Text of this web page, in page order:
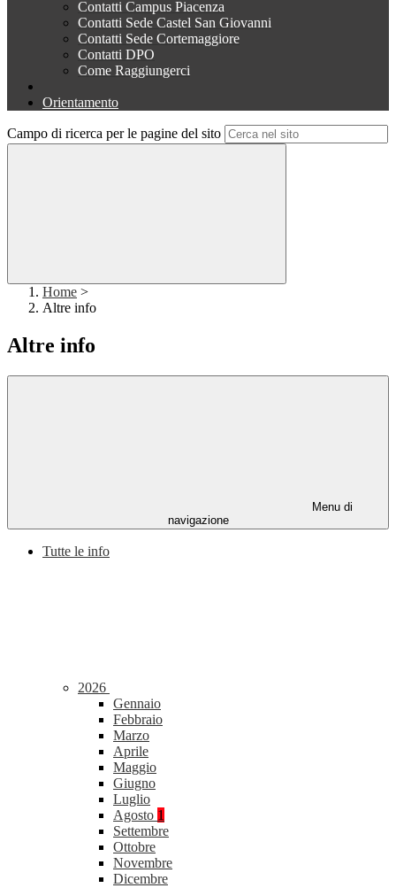
Contatti Campus Piacenza
Contatti Sede Castel San Giovanni
Contatti Sede Cortemaggiore
Contatti DPO
Come Raggiungerci
Orientamento
Campo di ricerca per le pagine del sito
Home >
Altre info
Altre info
Menu di
navigazione
Tutte le info
2026
Gennaio
Febbraio
Marzo
Aprile
Maggio
Giugno
Luglio
Agosto 1
Settembre
Ottobre
Novembre
Dicembre